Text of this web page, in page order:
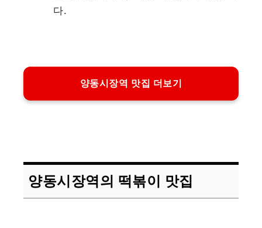
다.
양동시장역 맛집 더보기
양동시장역의 떡볶이 맛집